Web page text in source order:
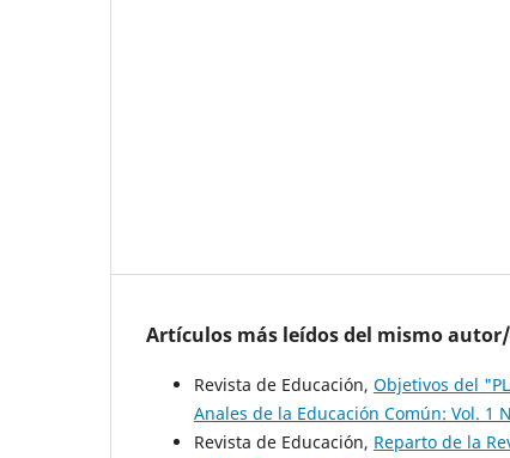
Artículos más leídos del mismo
Revista de Educación, Objetivos del
Anales de la Educación Común: Vol. 1
Revista de Educación, Reparto de la